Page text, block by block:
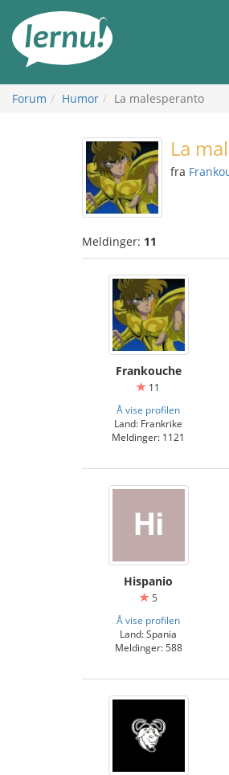
innholdet
Forum Humor La malesperanto
La
fra
Meldinger: 11
Frankouche
11
Å vise profilen
Land: Frankrike
Meldinger: 1121
Hispanio
5
Å vise profilen
Land: Spania
Meldinger: 588